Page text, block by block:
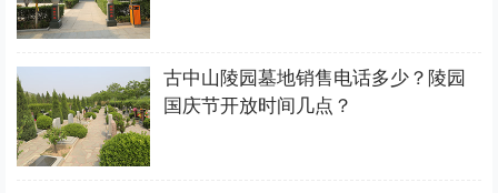
古中山陵园墓地销售电话多少？陵园
国庆节开放时间几点？